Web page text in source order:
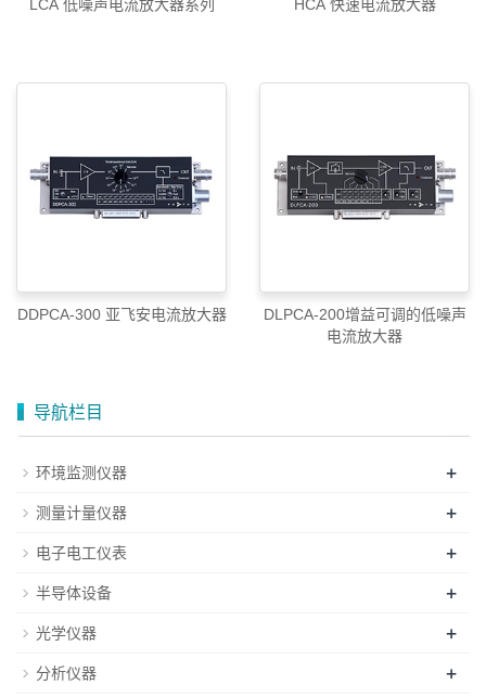
LCA 低噪声电流放大器系列 HCA 快速电流放大器
DDPCA-300 亚飞安电流放大器
DLPCA-200增益可调的低噪声
电流放大器
导航栏目
环境监测仪器 +
测量计量仪器 +
电子电工仪表 +
半导体设备 +
光学仪器 +
分析仪器 +